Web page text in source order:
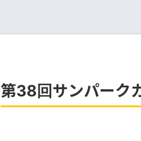
第38回サンパー